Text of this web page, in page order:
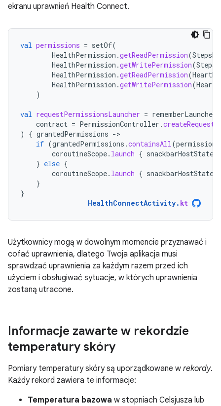
ekranu uprawnień Health Connect.
val permissions = setOf(
HealthPermission .getReadPermission(
HealthPermission .getWritePermission(
HealthPermission .getReadPermission(
HealthPermission .getWritePermission(
)
val requestPermissionsLauncher =
contract = PermissionController .
)
{ grantedPermissions -
if (grantedPermissions .containsAll(permissions
coroutineScope. launch { snackbarHostState
} else {
coroutineScope. launch { snackbarHostState
}
}
HealthConnectActivity. kt
Użytkownicy mogą w dowolnym momencie przyznawać i
cofać uprawnienia, dlatego Twoja aplikacja musi
sprawdzać uprawnienia za każdym razem przed ich
użyciem i obsługiwać sytuacje, w których uprawnienia
zostaną utracone.
Informacje zawarte w rekordzie
temperatury skóry
Pomiary temperatury skóry są uporządkowane w rekordy.
Każdy rekord zawiera te informacje:
Temperatura bazowa w stopniach Celsjusza lub